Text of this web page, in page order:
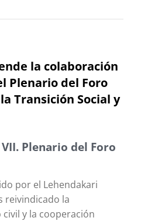
la colaboración
Plenario del Foro
Transición Social y
Plenario del Foro
por el Lehendakari
reivindicado la
y la cooperación